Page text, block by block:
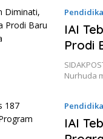
IAI
Prodi
Nurhuda
IAI